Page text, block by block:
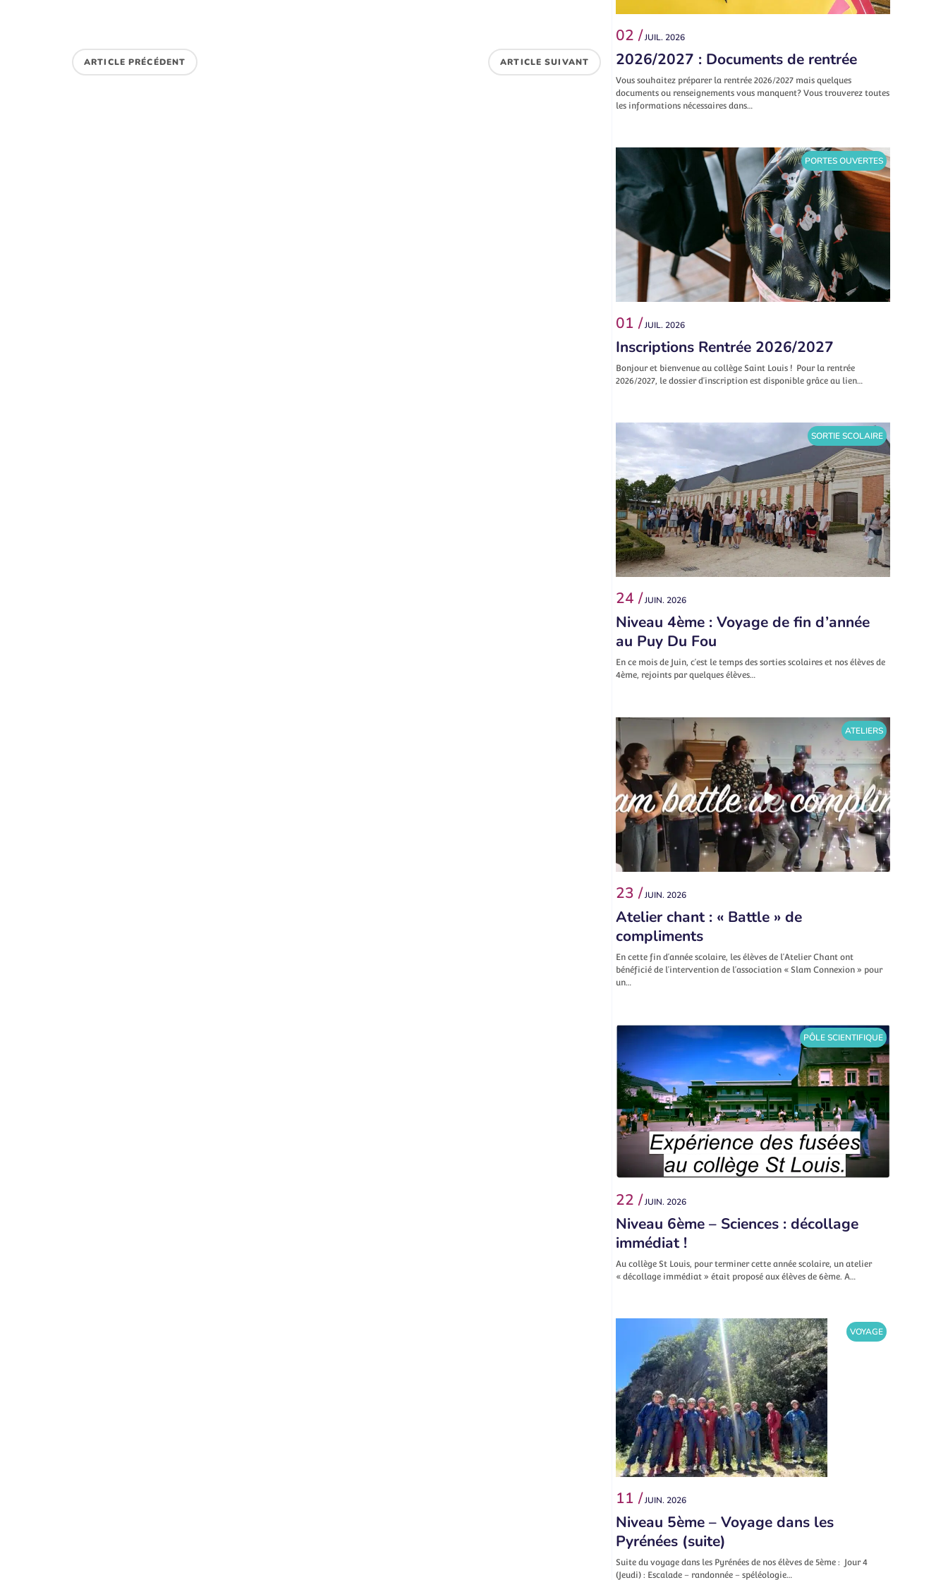
ARTICLE PRÉCÉDENT ARTICLE SUIVANT
02 /JUIL. 2026
2026/2027 : Documents de rentrée
Vous souhaitez préparer la rentrée 2026/2027 mais quelques
documents ou renseignements vous manquent? Vous trouverez toutes
les informations nécessaires dans…
PORTES OUVERTES
01 /JUIL. 2026
Inscriptions Rentrée 2026/2027
Bonjour et bienvenue au collège Saint Louis ! Pour la rentrée
2026/2027, le dossier d’inscription est disponible grâce au lien…
SORTIE SCOLAIRE
24 /JUIN. 2026
Niveau 4ème : Voyage de fin d’année
au Puy Du Fou
En ce mois de Juin, c’est le temps des sorties scolaires et nos élèves de
4ème, rejoints par quelques élèves…
ATELIERS
23 /JUIN. 2026
Atelier chant : « Battle » de
compliments
En cette fin d’année scolaire, les élèves de l’Atelier Chant ont
bénéficié de l’intervention de l’association « Slam Connexion » pour
un…
PÔLE SCIENTIFIQUE
22 /JUIN. 2026
Niveau 6ème – Sciences : décollage
immédiat !
Au collège St Louis, pour terminer cette année scolaire, un atelier
« décollage immédiat » était proposé aux élèves de 6ème. A…
VOYAGE
11 /JUIN. 2026
Niveau 5ème – Voyage dans les
Pyrénées (suite)
Suite du voyage dans les Pyrénées de nos élèves de 5ème : Jour 4
(Jeudi) : Escalade – randonnée – spéléologie…